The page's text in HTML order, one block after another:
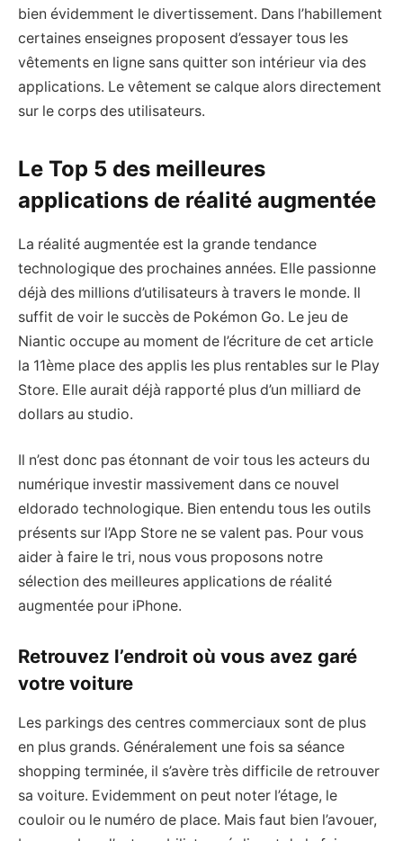
bien évidemment le divertissement. Dans l’habillement
certaines enseignes proposent d’essayer tous les
vêtements en ligne sans quitter son intérieur via des
applications. Le vêtement se calque alors directement
sur le corps des utilisateurs.
Le Top 5 des meilleures
applications de réalité augmentée
La réalité augmentée est la grande tendance
technologique des prochaines années. Elle passionne
déjà des millions d’utilisateurs à travers le monde. Il
suffit de voir le succès de Pokémon Go. Le jeu de
Niantic occupe au moment de l’écriture de cet article
la 11ème place des applis les plus rentables sur le Play
Store. Elle aurait déjà rapporté plus d’un milliard de
dollars au studio.
Il n’est donc pas étonnant de voir tous les acteurs du
numérique investir massivement dans ce nouvel
eldorado technologique. Bien entendu tous les outils
présents sur l’App Store ne se valent pas. Pour vous
aider à faire le tri, nous vous proposons notre
sélection des meilleures applications de réalité
augmentée pour iPhone.
Retrouvez l’endroit où vous avez garé
votre voiture
Les parkings des centres commerciaux sont de plus
en plus grands. Généralement une fois sa séance
shopping terminée, il s’avère très difficile de retrouver
sa voiture. Evidemment on peut noter l’étage, le
couloir ou le numéro de place. Mais faut bien l’avouer,